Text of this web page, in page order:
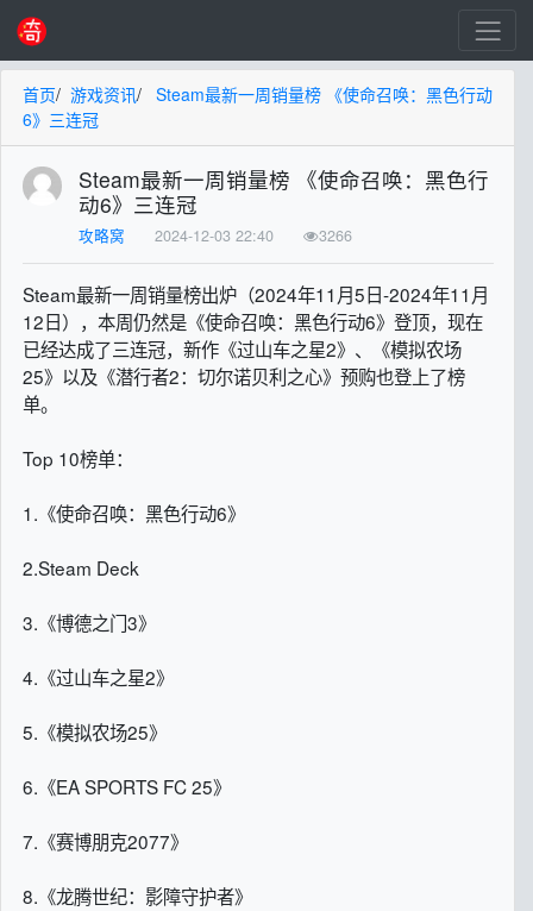
首页/ 游戏资讯/ Steam最新一周销量榜 《使命召唤：黑色行动
6》三连冠
Steam最新一周销量榜 《使命召唤：黑色行
动6》三连冠
攻略窝 2024-12-03 22:40 3266
Steam最新一周销量榜出炉（2024年11月5日-2024年11月
12日），本周仍然是《使命召唤：黑色行动6》登顶，现在
已经达成了三连冠，新作《过山车之星2》、《模拟农场
25》以及《潜行者2：切尔诺贝利之心》预购也登上了榜
单。
Top 10榜单：
1.《使命召唤：黑色行动6》
2.Steam Deck
3.《博德之门3》
4.《过山车之星2》
5.《模拟农场25》
6.《EA SPORTS FC 25》
7.《赛博朋克2077》
8.《龙腾世纪：影障守护者》